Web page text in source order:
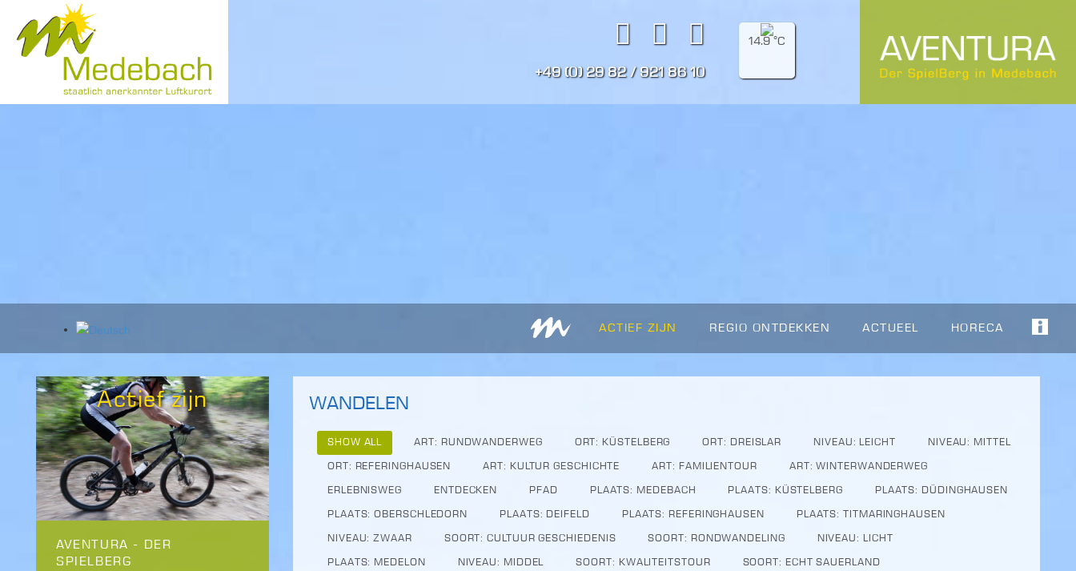
+49 (0) 29 82 / 921 86 10
14.9 °C
ACTIEF ZIJN REGIO ONTDEKKEN ACTUEEL HORECA
Actief zijn
AVENTURA - DER
SPIELBERG
WANDELEN
SHOW ALL ART: RUNDWANDERWEG ORT: KÜSTELBERG ORT: DREISLAR NIVEAU: LEICHT
NIVEAU: MITTEL
ORT: REFERINGHAUSEN
ART: KULTUR GESCHICHTE ART: FAMILIENTOUR
ART: WINTERWANDERWEG
ERLEBNISWEG
ENTDECKEN PFAD PLAATS: MEDEBACH PLAATS: KÜSTELBERG
PLAATS: DÜDINGHAUSEN
PLAATS: OBERSCHLEDORN
PLAATS: DEIFELD PLAATS: REFERINGHAUSEN
PLAATS: TITMARINGHAUSEN
NIVEAU: ZWAAR
SOORT: CULTUUR GESCHIEDENIS SOORT: RONDWANDELING
NIVEAU: LICHT
PLAATS: MEDELON
NIVEAU: MIDDEL SOORT: KWALITEITSTOUR
SOORT: ECHT SAUERLAND